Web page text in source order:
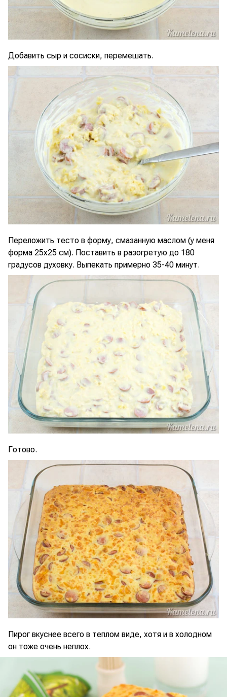
Добавить сыр и сосиски, перемешать.
Переложить тесто в форму, смазанную маслом (у меня
форма 25х25 см). Поставить в разогретую до 180
градусов духовку. Выпекать примерно 35-40 минут.
Готово.
Пирог вкуснее всего в теплом виде, хотя и в холодном
он тоже очень неплох.